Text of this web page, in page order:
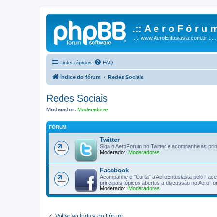
.:: A e r o F ó r u
...:: www.AeroEntusiasta.com.br ::...
Links rápidos FAQ
Índice do fórum Redes Sociais
Redes Sociais
Moderador: Moderadores
FÓRUM
Twitter
Siga o AeroForum no Twitter e acompanhe as
Moderador: Moderadores
Facebook
Acompanhe e "Curta" a AeroEntusiasta pelo
principais tópicos abertos a discussão no
Moderador: Moderadores